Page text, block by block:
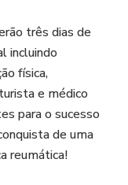
três dias de
incluindo
física,
e médico
para o sucesso
de uma
reumática!